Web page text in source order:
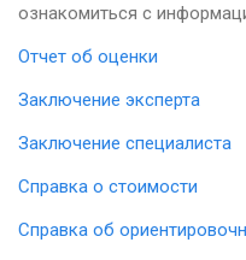
ознакомиться с
Отчет об оценки
Заключение эксперта
Заключение специалиста
Справка о стоимости
Справка об